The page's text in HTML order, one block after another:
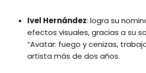
Ivel Hernández: logra su
efectos visuales, gracias a su
“Avatar: fuego y cenizas,
artista más de dos años.